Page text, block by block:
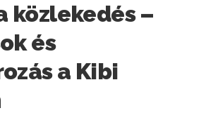
közlekedés –
és
a Kibi